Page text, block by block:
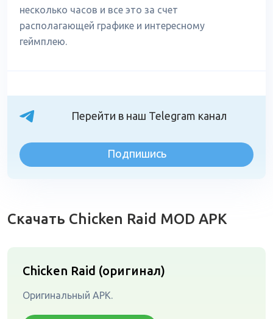
несколько часов и все это за счет
располагающей графике и интересному
геймплею.
Перейти в наш Telegram канал
Подпишись
Скачать Chicken Raid MOD APK
Chicken Raid (оригинал)
Оригинальный APK.